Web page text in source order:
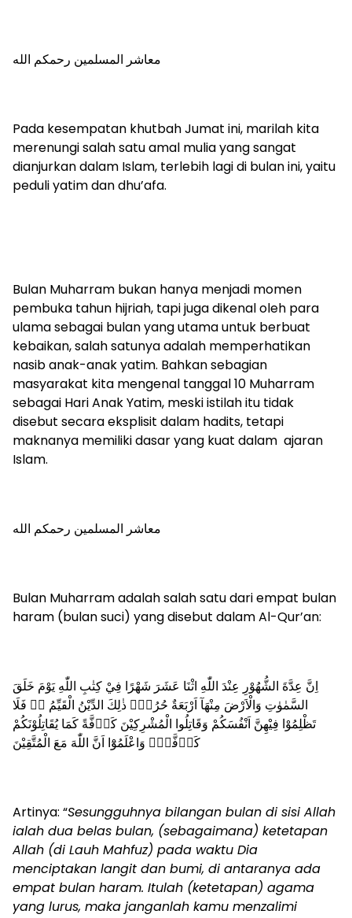
معاشر المسلمين رحمكم الله
Pada kesempatan khutbah Jumat ini, marilah kita
merenungi salah satu amal mulia yang sangat
dianjurkan dalam Islam, terlebih lagi di bulan ini, yaitu
peduli yatim dan dhu’afa.
Bulan Muharram bukan hanya menjadi momen
pembuka tahun hijriah, tapi juga dikenal oleh para
ulama sebagai bulan yang utama untuk berbuat
kebaikan, salah satunya adalah memperhatikan
nasib anak-anak yatim. Bahkan sebagian
masyarakat kita mengenal tanggal 10 Muharram
sebagai Hari Anak Yatim, meski istilah itu tidak
disebut secara eksplisit dalam hadits, tetapi
maknanya memiliki dasar yang kuat dalam ajaran
Islam.
معاشر المسلمين رحمكم الله
Bulan Muharram adalah salah satu dari empat bulan
haram (bulan suci) yang disebut dalam Al-Qur’an:
اِنَّ عِدَّةَ الشُّهُوْرِ عِنْدَ اللّٰهِ اثْنَا عَشَرَ شَهْرًا فِيْ كِتٰبِ اللّٰهِ يَوْمَ خَلَقَ
السَّمٰوٰتِ وَالْاَرْضَ مِنْهَآ اَرْبَعَةٌ حُرُمٌۗ ذٰلِكَ الدِّيْنُ الْقَيِّمُ ەۙ فَلَا
تَظْلِمُوْا فِيْهِنَّ اَنْفُسَكُمْ وَقَاتِلُوا الْمُشْرِكِيْنَ كَاۤفَّةً كَمَا يُقَاتِلُوْنَكُمْ
كَاۤفَّةًۗ وَاعْلَمُوْٓا اَنَّ اللّٰهَ مَعَ الْمُتَّقِيْنَ
Artinya: “Sesungguhnya bilangan bulan di sisi Allah
ialah dua belas bulan, (sebagaimana) ketetapan
Allah (di Lauh Mahfuz) pada waktu Dia
menciptakan langit dan bumi, di antaranya ada
empat bulan haram. Itulah (ketetapan) agama
yang lurus, maka janganlah kamu menzalimi